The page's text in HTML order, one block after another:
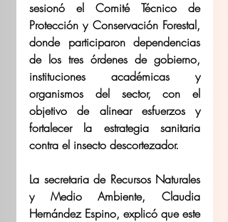
sesionó el Comité Técnico de
Protección y Conservación Forestal,
donde participaron dependencias
de los tres órdenes de gobierno,
instituciones académicas y
organismos del sector, con el
objetivo de alinear esfuerzos y
fortalecer la estrategia sanitaria
contra el insecto descortezador.
La secretaria de Recursos Naturales
y Medio Ambiente, Claudia
Hernández Espino, explicó que este